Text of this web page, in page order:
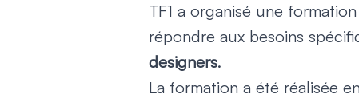
TF1 a organisé une
répondre aux besoins
designers.
La formation a été réalisée